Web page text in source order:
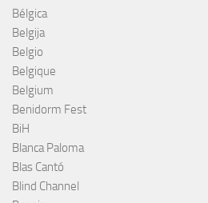
Bélgica
Belgija
Belgio
Belgique
Belgium
Benidorm Fest
BiH
Blanca Paloma
Blas Cantó
Blind Channel